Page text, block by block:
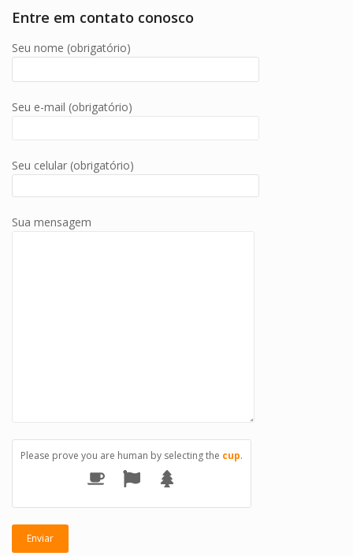
Entre em contato conosco
Seu nome (obrigatório)
Seu e-mail (obrigatório)
Seu celular (obrigatório)
Sua mensagem
Please prove you are human by selecting the cup.